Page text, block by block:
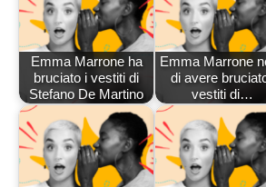
Emma Marrone ha
bruciato i vestiti di
Stefano De Martino
Emma Marrone
di avere
vestiti di…